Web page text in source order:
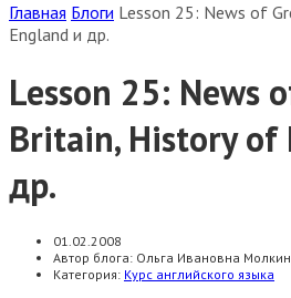
Главная Блоги Lesson 25: News of
England и др.
Lesson 25: News
Britain, History of
др.
01.02.2008
Автор блога: Ольга Ивановна
Категория: Курс английского языка